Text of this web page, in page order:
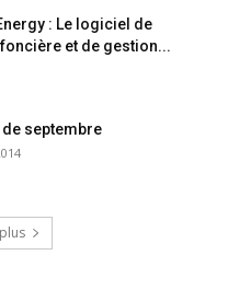
: Le logiciel de
et de gestion...
de septembre